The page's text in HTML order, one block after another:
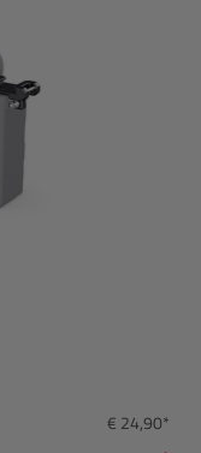
€ 24,90*